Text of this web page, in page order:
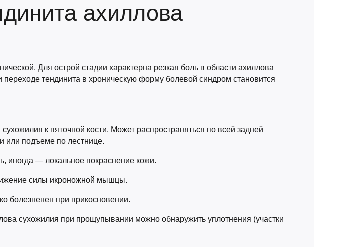
ахиллова
Для острой стадии характерна резкая боль в области ахиллова
тендинита в хроническую форму болевой синдром становится
к пяточной кости. Может распространяться по всей задней
или подъеме по лестнице.
иногда — локальное покраснение кожи.
силы икроножной мышцы.
болезненен при прикосновении.
сухожилия при прощупывании можно обнаружить уплотнения (участки